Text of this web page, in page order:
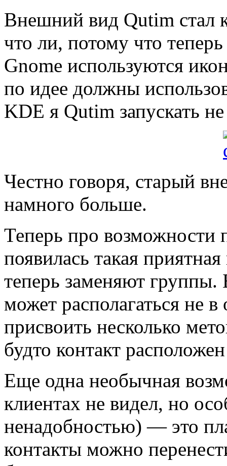
Внешний вид Qutim стал
что ли, потому что
Gnome используются
по идее должны
KDE я Qutim запускать
Честно говоря, старый
намного больше.
Теперь про
появилась такая
теперь заменяют группы.
может располагаться не
присвоить несколько
будто контакт
Еще одна необычная
клиентах не видел, но
ненадобностью) — это
контакты можно